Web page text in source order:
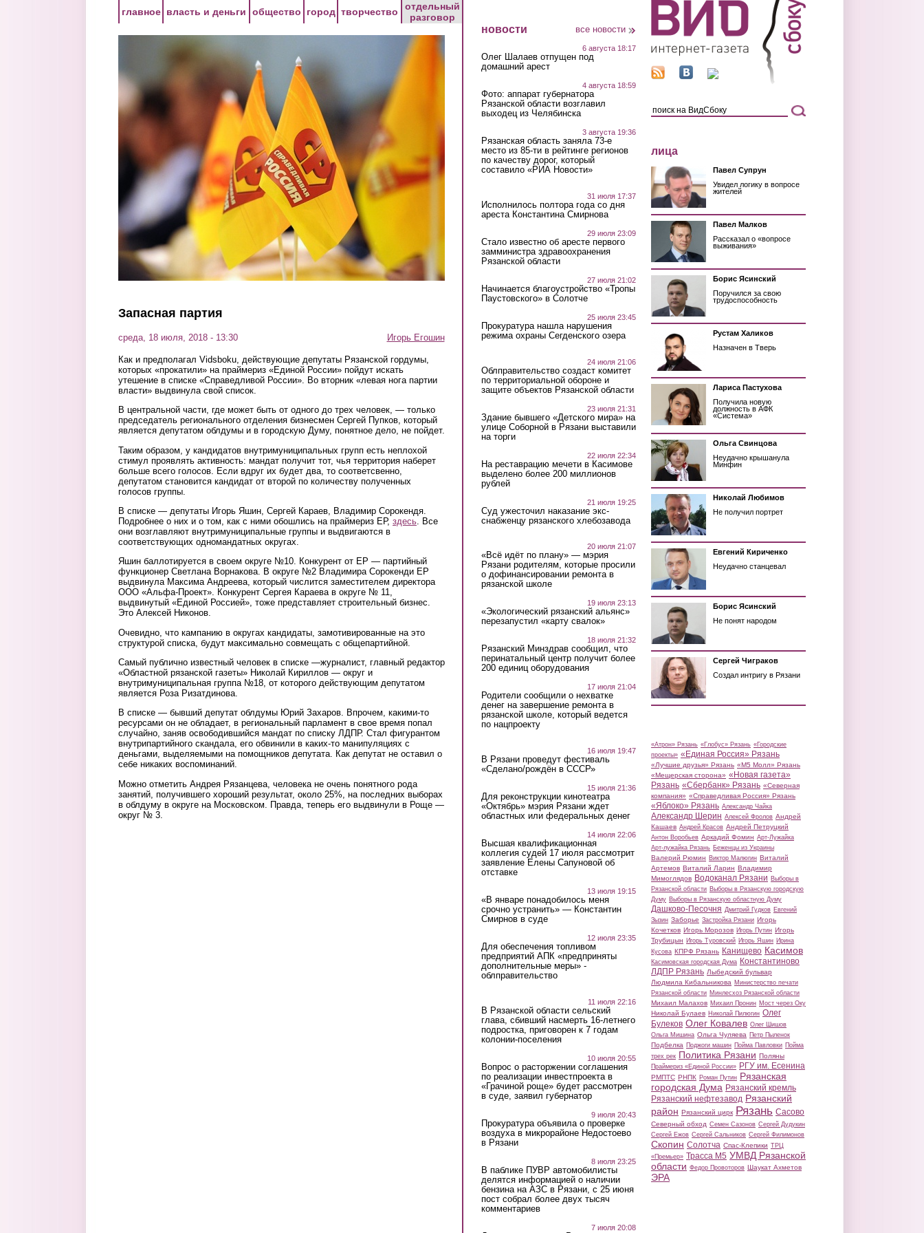
главное власть и деньги общество город творчество
отдельный
разговор
Запасная партия
среда, 18 июля, 2018 - 13:30 Игорь Егошин
Как и предполагал Vidsboku, действующие депутаты Рязанской гордумы,
которых «прокатили» на праймериз «Единой России» пойдут искать
утешение в списке «Справедливой России». Во вторник «левая нога партии
власти» выдвинула свой список.
В центральной части, где может быть от одного до трех человек, — только
председатель регионального отделения бизнесмен Сергей Пупков, который
является депутатом облдумы и в городскую Думу, понятное дело, не пойдет.
Таким образом, у кандидатов внутримуниципальных групп есть неплохой
стимул проявлять активность: мандат получит тот, чья территория наберет
больше всего голосов. Если вдруг их будет два, то соответсвенно,
депутатом становится кандидат от второй по количеству полученных
голосов группы.
В списке — депутаты Игорь Яшин, Сергей Караев, Владимир Сорокендя.
Подробнее о них и о том, как с ними обошлись на праймериз ЕР, здесь . Все
они возглавляют внутримуниципальные группы и выдвигаются в
соответствующих одномандатных округах.
Яшин баллотируется в своем округе №10. Конкурент от ЕР — партийный
функционер Светлана Ворнакова. В округе №2 Владимира Сорокенди ЕР
выдвинула Максима Андреева, который числится заместителем директора
ООО «Альфа-Проект». Конкурент Сергея Караева в округе № 11,
выдвинутый «Единой Россией», тоже представляет строительный бизнес.
Это Алексей Никонов.
Очевидно, что кампанию в округах кандидаты, замотивированные на это
структурой списка, будут максимально совмещать с общепартийной.
Самый публично известный человек в списке —журналист, главный редактор
«Областной рязанской газеты» Николай Кириллов — округ и
внутримуниципальная группа №18, от которого действующим депутатом
является Роза Ризатдинова.
В списке — бывший депутат облдумы Юрий Захаров. Впрочем, какими-то
ресурсами он не обладает, в региональный парламент в свое время попал
случайно, заняв освободившийся мандат по списку ЛДПР. Стал фигурантом
внутрипартийного скандала, его обвинили в каких-то манипуляциях с
деньгами, выделяемыми на помощников депутата. Как депутат не оставил о
себе никаких воспоминаний.
Можно отметить Андрея Рязанцева, человека не очень понятного рода
занятий, получившего хороший результат, около 25%, на последних выборах
в облдуму в округе на Московском. Правда, теперь его выдвинули в Роще —
округ № 3.
новости все новости
6 августа 18:17
Олег Шалаев отпущен под
домашний арест
4 августа 18:59
Фото: аппарат губернатора
Рязанской области возглавил
выходец из Челябинска
3 августа 19:36
Рязанская область заняла 73-е
место из 85-ти в рейтинге регионов
по качеству дорог, который
составило «РИА Новости»
31 июля 17:37
Исполнилось полтора года со дня
ареста Константина Смирнова
29 июля 23:09
Стало известно об аресте первого
замминистра здравоохранения
Рязанской области
27 июля 21:02
Начинается благоустройство «Тропы
Паустовского» в Солотче
25 июля 23:45
Прокуратура нашла нарушения
режима охраны Сегденского озера
24 июля 21:06
Облправительство создаст комитет
по территориальной обороне и
защите объектов Рязанской области
23 июля 21:31
Здание бывшего «Детского мира» на
улице Соборной в Рязани выставили
на торги
22 июля 22:34
На реставрацию мечети в Касимове
выделено более 200 миллионов
рублей
21 июля 19:25
Суд ужесточил наказание экс-
снабженцу рязанского хлебозавода
20 июля 21:07
«Всё идёт по плану» — мэрия
Рязани родителям, которые просили
о дофинансировании ремонта в
рязанской школе
19 июля 23:13
«Экологический рязанский альянс»
перезапустил «карту свалок»
18 июля 21:32
Рязанский Минздрав сообщил, что
перинатальный центр получит более
200 единиц оборудования
17 июля 21:04
Родители сообщили о нехватке
денег на завершение ремонта в
рязанской школе, который ведется
по нацпроекту
16 июля 19:47
В Рязани проведут фестиваль
«Сделано/рождён в СССР»
15 июля 21:36
Для реконструкции кинотеатра
«Октябрь» мэрия Рязани ждет
областных или федеральных денег
14 июля 22:06
Высшая квалификационная
коллегия судей 17 июля рассмотрит
заявление Елены Сапуновой об
отставке
13 июля 19:15
«В январе понадобилось меня
срочно устранить» — Константин
Смирнов в суде
12 июля 23:35
Для обеспечения топливом
предприятий АПК «предприняты
дополнительные меры» -
облправительство
11 июля 22:16
В Рязанской области сельский
глава, сбивший насмерть 16-летнего
подростка, приговорен к 7 годам
колонии-поселения
10 июля 20:55
Вопрос о расторжении соглашения
по реализации инвестпроекта в
«Грачиной роще» будет рассмотрен
в суде, заявил губернатор
9 июля 20:43
Прокуратура объявила о проверке
воздуха в микрорайоне Недостоево
в Рязани
8 июля 23:25
В паблике ПУВР автомобилисты
делятся информацией о наличии
бензина на АЗС в Рязани, с 25 июня
пост собрал более двух тысяч
комментариев
7 июля 20:08
лица
Павел Супрун
Увидел логику в вопросе
жителей
Павел Малков
Рассказал о «вопросе
выживания»
Борис Ясинский
Поручился за свою
трудоспособность
Рустам Халиков
Назначен в Тверь
Лариса Пастухова
Получила новую
должность в АФК
«Система»
Ольга Свинцова
Неудачно крышанула
Минфин
Николай Любимов
Не получил портрет
Евгений Кириченко
Неудачно станцевал
Борис Ясинский
Не понят народом
Сергей Чиграков
Создал интригу в Рязани
«Атрон» Рязань «Глобус» Рязань «Городские
проекты» «Единая Россия» Рязань
«Лучшие друзья» Рязань «М5 Молл» Рязань
«Мещерская сторона» «Новая газета»
Рязань «Сбербанк» Рязань «Северная
компания» «Справедливая Россия» Рязань
«Яблоко» Рязань Александр Чайка
Александр Шерин Алексей Фролов Андрей
Кашаев Андрей Красов Андрей Петруцкий
Антон Воробьев Аркадий Фомин Арт-Лужайка
Арт-лужайка Рязань Беженцы из Украины
Валерий Рюмин Виктор Малюгин Виталий
Артемов Виталий Ларин Владимир
Мимоглядов Водоканал Рязани Выборы в
Рязанской области Выборы в Рязанскую городскую
Думу Выборы в Рязанскую областную Думу
Дашково-Песочня Дмитрий Гудков Евгений
Зызин Заборье Застройка Рязани Игорь
Кочетков Игорь Морозов Игорь Путин Игорь
Трубицын Игорь Туровский Игорь Яшин Ирина
Кусова КПРФ Рязань Канищево Касимов
Касимовская городская Дума Константиново
ЛДПР Рязань Лыбедский бульвар
Людмила Кибальникова Министерство печати
Рязанской области Минлесхоз Рязанской области
Михаил Малахов Михаил Пронин Мост через Оку
Николай Булаев Николай Пилюгин Олег
Булеков Олег Ковалев Олег Шишов
Ольга Мишина Ольга Чуляева Петр Пыленок
Подбелка Поджоги машин Пойма Павловки Пойма
трех рек Политика Рязани Поляны
Праймериз «Единой России» РГУ им. Есенина
РМПТС РНПК Роман Путин Рязанская
городская Дума Рязанский кремль
Рязанский нефтезавод Рязанский
район Рязанский цирк Рязань Сасово
Северный обход Семен Сазонов Сергей Дудукин
Сергей Ежов Сергей Сальников Сергей Филимонов
Скопин Солотча Спас-Клепики ТРЦ
«Премьер» Трасса М5 УМВД Рязанской
области Федор Провоторов Шаукат Ахметов
ЭРА